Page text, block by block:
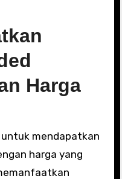
Harga
mendapatkan
harga yang